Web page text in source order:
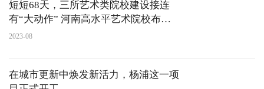
短短68天，三所艺术类院校建设接连
有“大动作” 河南高水平艺术院校布局
初露峥嵘
2023-08
在城市更新中焕发新活力，杨浦这一项